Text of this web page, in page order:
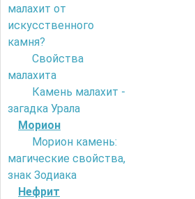
малахит от
искусственного
камня?
Свойства
малахита
Камень малахит -
загадка Урала
Морион
Морион камень:
магические свойства,
знак Зодиака
Нефрит